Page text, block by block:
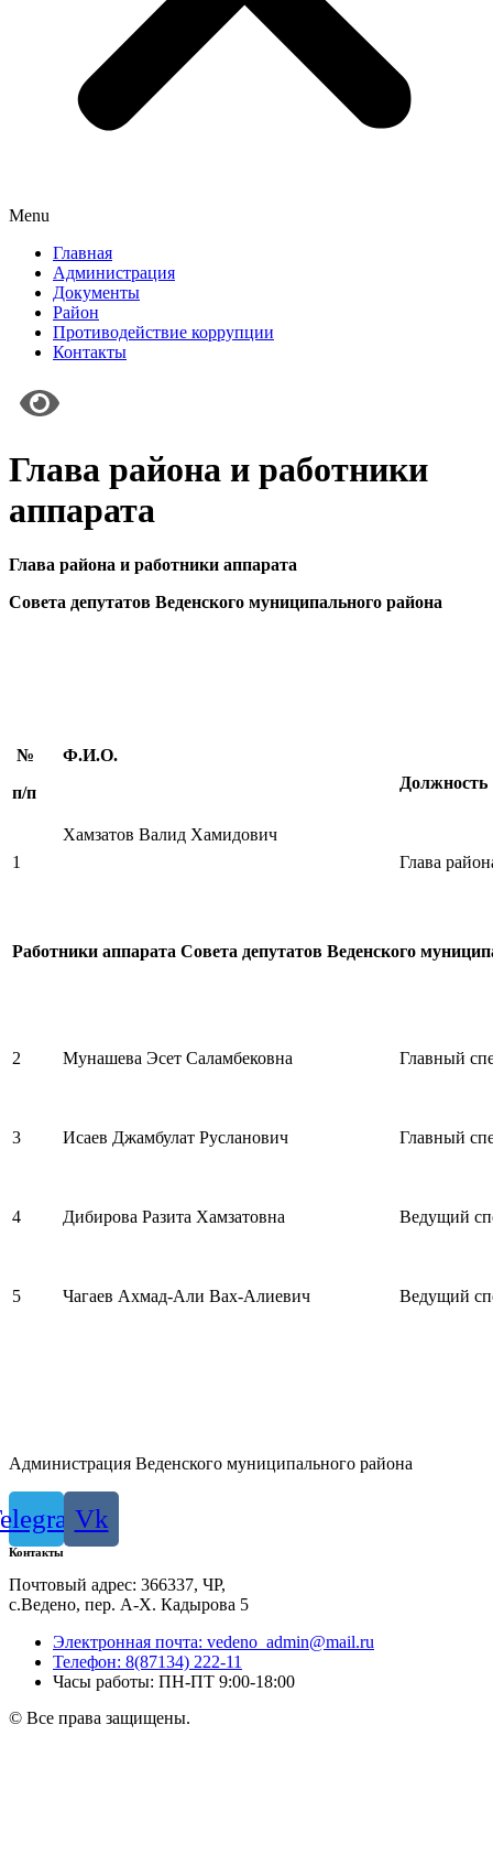
Menu
Главная
Администрация
Документы
Район
Противодействие коррупции
Контакты
Глава района и работники
аппарата
Глава района и работники аппарата
Совета депутатов Веденского муниципального района
№
п/п
Ф.И.О.
Должность
1
Хамзатов Валид Хамидович
Глава
Работники аппарата Совета депутатов Веденского
2 Мунашева Эсет Саламбековна Главный
3 Исаев Джамбулат Русланович Главный
4 Дибирова Разита Хамзатовна Ведущий
5 Чагаев Ахмад-Али Вах-Алиевич Ведущий
Администрация Веденского муниципального района
Vk
Контакты
Почтовый адрес: 366337, ЧР,
с.Ведено, пер. А-Х. Кадыровa 5
Электронная почта: vedeno_admin@mail.ru
Телефон: 8(87134) 222-11
Часы работы: ПН-ПТ 9:00-18:00
© Все права защищены.